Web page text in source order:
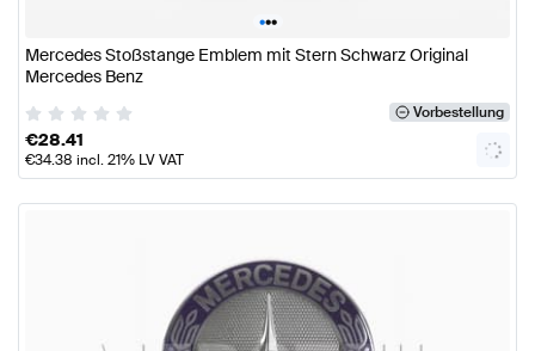
•••
Mercedes Stoßstange Emblem mit Stern Schwarz Original
Mercedes Benz
Vorbestellung
€28.41
€34.38 incl. 21% LV VAT